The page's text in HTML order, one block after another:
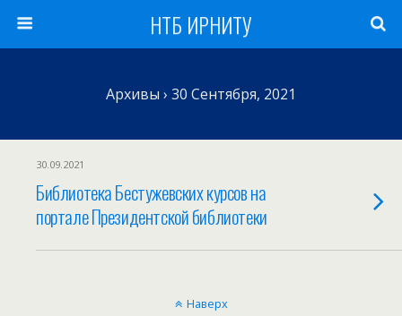
НТБ ИРНИТУ
Архивы › 30 Сентября, 2021
30.09.2021
Библиотека Бестужевских курсов на
портале Президентской библиотеки
Наверх